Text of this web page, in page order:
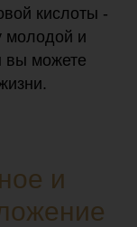
кислоты -
молодой и
вы можете
и